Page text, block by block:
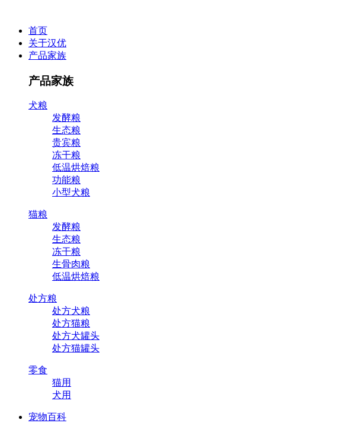
首页
关于汉优
产品家族
产品家族
犬粮
发酵粮
生态粮
贵宾粮
冻干粮
低温烘焙粮
功能粮
小型犬粮
猫粮
发酵粮
生态粮
冻干粮
生骨肉粮
低温烘焙粮
处方粮
处方犬粮
处方猫粮
处方犬罐头
处方猫罐头
零食
猫用
犬用
宠物百科